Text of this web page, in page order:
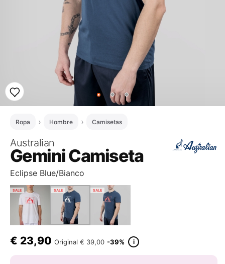
Ropa Hombre Camisetas
Australian
Gemini Camiseta
Eclipse Blue/Bianco
SALE SALE SALE
€ 23,90 Original € 39,00 -39% i